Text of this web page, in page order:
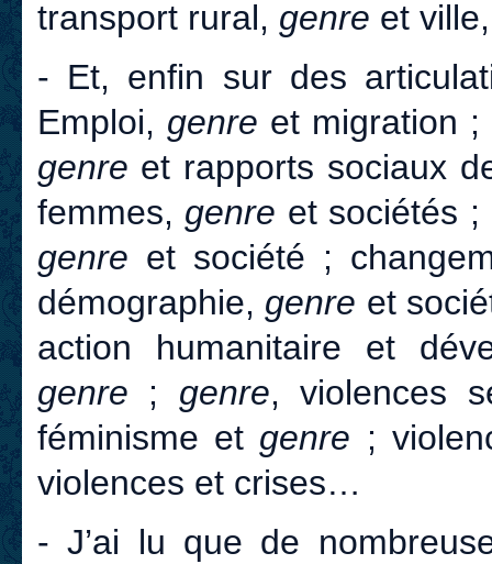
transport rural, genre et
- Et, enfin sur des
Emploi, genre et migration ;
genre et rapports sociaux
femmes, genre et sociétés ;
genre et société ;
démographie, genre et
action humanitaire et
genre ; genre, violences
féminisme et genre ;
violences et crises…
- J’ai lu que de